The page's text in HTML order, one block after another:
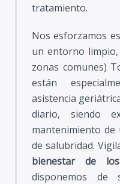
tratamiento.
Nos esforzamos
un entorno
zonas comunes)
están
asistencia
diario, siendo
mantenimiento de
de salubridad.
bienestar de
disponemos de